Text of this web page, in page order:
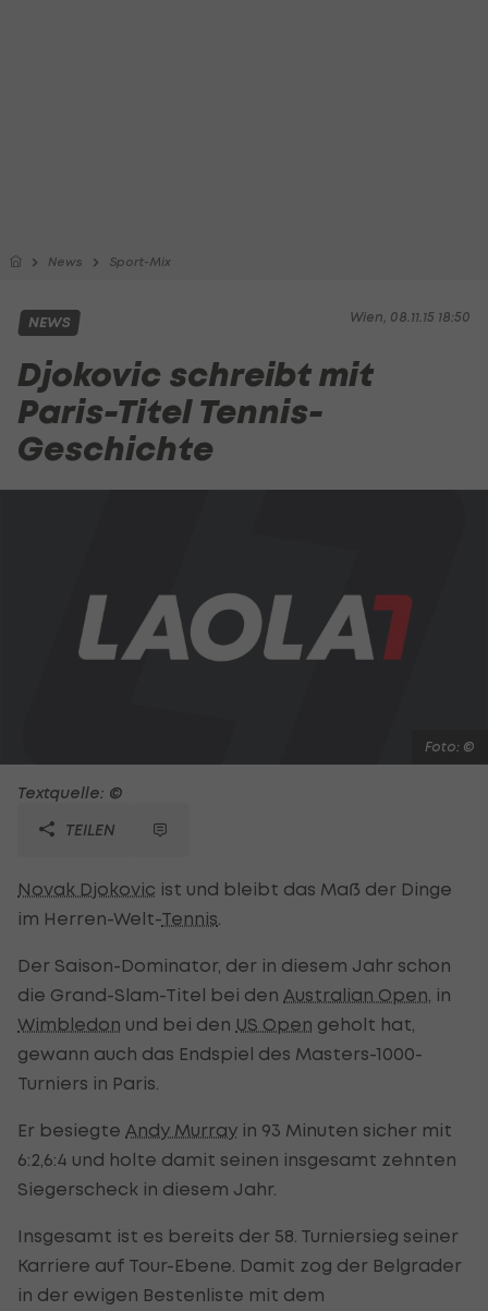
News Sport-Mix
Wien, 08.11.15 18:50
NEWS
Djokovic schreibt mit
Paris-Titel Tennis-
Geschichte
Foto: ©
Textquelle: ©
TEILEN
Novak Djokovic ist und bleibt das Maß der Dinge
im Herren-Welt-Tennis
Der Saison-Dominator, der in diesem Jahr schon
die Grand-Slam-Titel bei den Australian Open , in
Wimbledon und bei den US Open geholt hat,
gewann auch das Endspiel des Masters-1000-
Turniers in Paris.
Er besiegte Andy Murray in 93 Minuten sicher mit
6:2,6:4 und holte damit seinen insgesamt zehnten
Siegerscheck in diesem Jahr.
Insgesamt ist es bereits der 58. Turniersieg seiner
Karriere auf Tour-Ebene. Damit zog der Belgrader
in der ewigen Bestenliste mit dem